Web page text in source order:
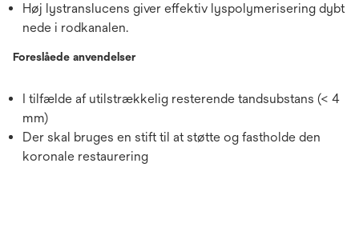
Høj lystranslucens giver effektiv lyspolymerisering dybt
nede i rodkanalen.
Foreslåede anvendelser
I tilfælde af utilstrækkelig resterende tandsubstans (< 4
mm)
Der skal bruges en stift til at støtte og fastholde den
koronale restaurering